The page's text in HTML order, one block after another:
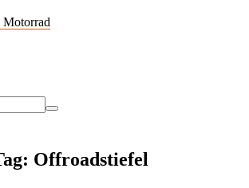
Motorrad
Offroadstiefel